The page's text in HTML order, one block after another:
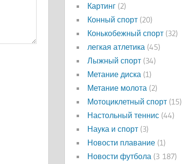
Картинг (2)
Конный спорт (20)
Конькобежный спорт (32)
легкая атлетика (45)
Лыжный спорт (34)
Метание диска (1)
Метание молота (2)
Мотоциклетный спорт (15)
Настольный теннис (44)
Наука и спорт (3)
Новости плавание (1)
Новости футбола (3 187)